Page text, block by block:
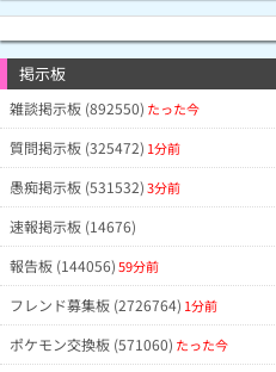
掲示板
雑談掲示板 (892550) たった今
質問掲示板 (325472) 1分前
愚痴掲示板 (531532)3分前
速報掲示板 (14676)
報告板 (144056)59分前
フレンド募集板 (2726764) 1分前
ポケモン交換板 (571060) たった今